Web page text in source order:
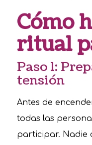
Cómo
ritual
Paso 1:
tensión
Antes de
todas las
participar. Nadie